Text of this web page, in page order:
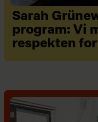
Sarah
program: Vi
respekten